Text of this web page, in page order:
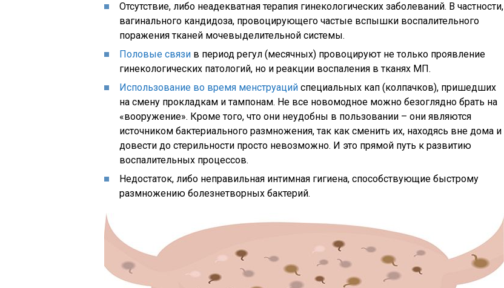
Отсутствие, либо неадекватная терапия гинекологических заболеваний. В частности,
вагинального кандидоза, провоцирующего частые вспышки воспалительного
поражения тканей мочевыделительной системы.
Половые связи в период регул (месячных) провоцируют не только проявление
гинекологических патологий, но и реакции воспаления в тканях МП.
Использование во время менструаций специальных кап (колпачков), пришедших
на смену прокладкам и тампонам. Не все новомодное можно безоглядно брать на
«вооружение». Кроме того, что они неудобны в пользовании – они являются
источником бактериального размножения, так как сменить их, находясь вне дома и
довести до стерильности просто невозможно. И это прямой путь к развитию
воспалительных процессов.
Недостаток, либо неправильная интимная гигиена, способствующие быстрому
размножению болезнетворных бактерий.